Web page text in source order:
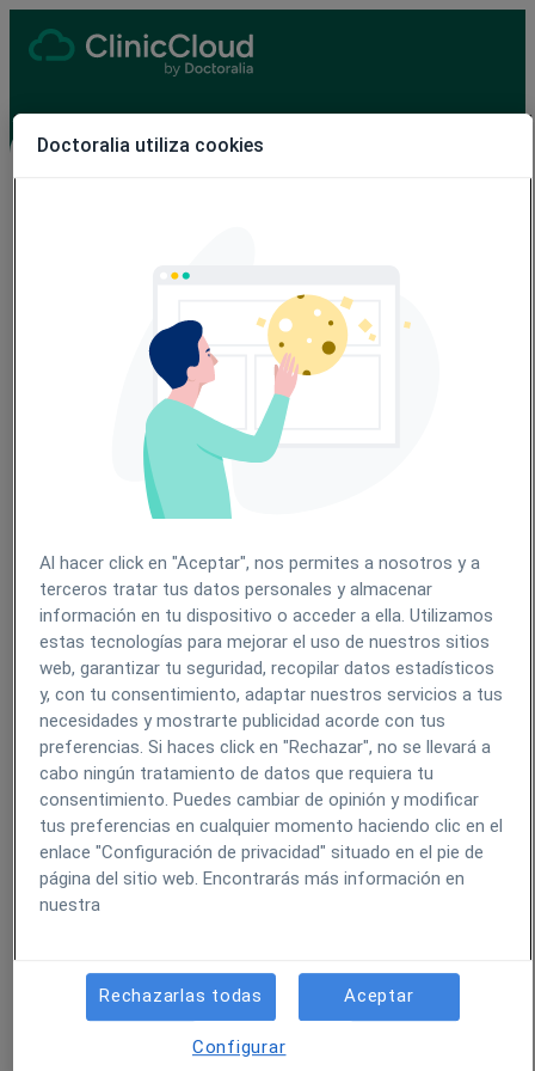
Número de teléfono*
¿Por qué motivo contactas con nosotros?*
Tu pregunta:*
Doctoralia utiliza cookies
Al hacer click en "Aceptar", nos permites a nosotros y a
terceros tratar tus datos personales y almacenar
información en tu dispositivo o acceder a ella. Utilizamos
estas tecnologías para mejorar el uso de nuestros sitios
web, garantizar tu seguridad, recopilar datos estadísticos
y, con tu consentimiento, adaptar nuestros servicios a tus
necesidades y mostrarte publicidad acorde con tus
preferencias. Si haces click en "Rechazar", no se llevará a
cabo ningún tratamiento de datos que requiera tu
consentimiento. Puedes cambiar de opinión y modificar
tus preferencias en cualquier momento haciendo clic en el
enlace "Configuración de privacidad" situado en el pie de
página del sitio web. Encontrarás más información en
nuestra
Rechazarlas todas Aceptar
Configurar